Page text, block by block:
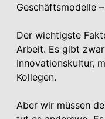
Geschäftsmodelle
Der wichtigste
Arbeit. Es gibt
Innovationskultur,
Kollegen.
Aber wir müssen